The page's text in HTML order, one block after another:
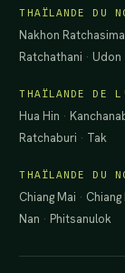
THAÏLANDE DU
Nakhon Ratchasima
Ratchathani · Udon
THAÏLANDE DE
Hua Hin ·
Ratchaburi · Tak
THAÏLANDE DU
Chiang Mai · Chiang
Nan · Phitsanulok